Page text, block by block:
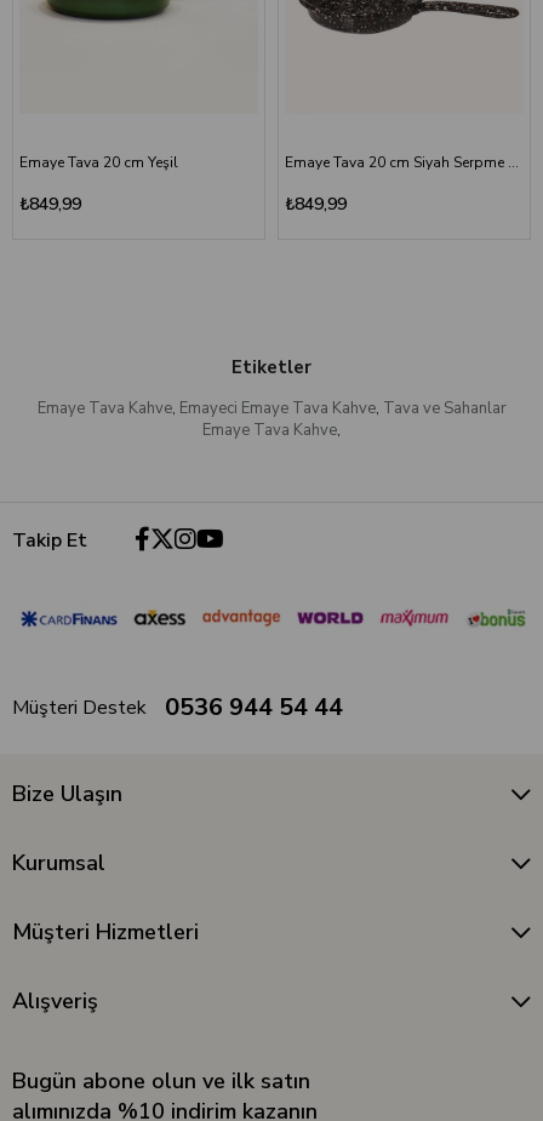
Emaye Tava 20 cm Yeşil
₺849,99
Emaye Tava 20 cm Siyah Serpme Desenli
₺849,99
Etiketler
Emaye Tava Kahve, Emayeci Emaye Tava Kahve, Tava ve Sahanlar
Emaye Tava Kahve,
Takip Et
Müşteri Destek 0536 944 54 44
Bize Ulaşın
Kurumsal
Müşteri Hizmetleri
Alışveriş
Bugün abone olun ve ilk satın
alımınızda %10 indirim kazanın